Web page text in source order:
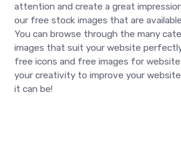
attention and create a great
our free stock images that are
You can browse through the many
images that suit your website
free icons and free images for
your creativity to improve your
it can be!